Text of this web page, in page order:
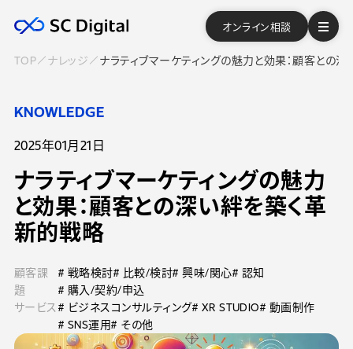
オンライン相談
TOP ナレッジ ナラティブマーケティングの魅力と効果：顧客との
KNOWLEDGE
2025年01月21日
ナラティブマーケティングの魅力
と効果：顧客との深い絆を築く革
新的戦略
顧客課
題
# 戦略検討# 比較/検討# 興味/関心# 認知
# 購入/契約/申込
サービス # ビジネスコンサルティング# XR STUDIO# 動画制作
# SNS運用# その他